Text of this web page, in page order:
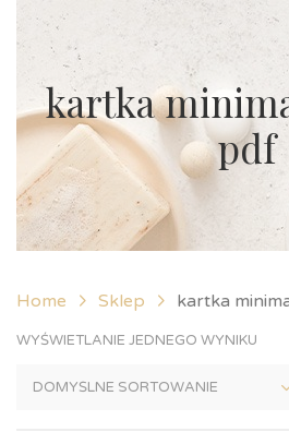
kartka
pdf
Home Sklep kartka
WYŚWIETLANIE JEDNEGO WYNIKU